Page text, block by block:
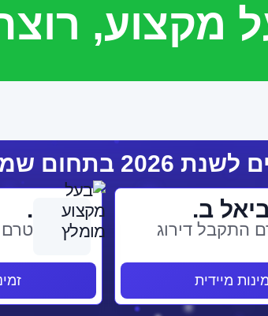
מקצוע,
בתחום שמאות
ב.
התקבל דירוג
מיידית
.
טרם